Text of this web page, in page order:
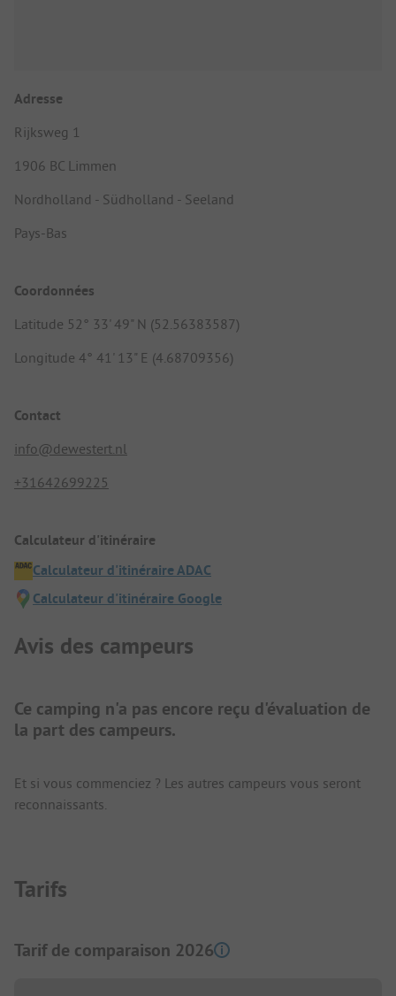
Adresse
Rijksweg 1
1906 BC Limmen
Nordholland - Südholland - Seeland
Pays-Bas
Coordonnées
Latitude 52° 33' 49" N (52.56383587)
Longitude 4° 41' 13" E (4.68709356)
Contact
info@dewestert.nl
+31642699225
Calculateur d'itinéraire
Calculateur d'itinéraire ADAC
Calculateur d'itinéraire Google
Avis des campeurs
Ce camping n'a pas encore reçu d'évaluation de
la part des campeurs.
Et si vous commenciez ? Les autres campeurs vous seront
reconnaissants.
Tarifs
Tarif de comparaison 2026